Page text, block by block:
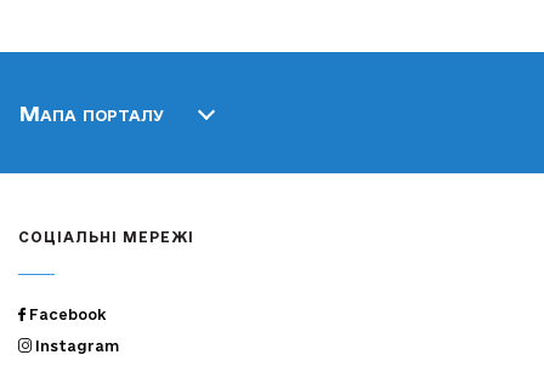
Мапа порталу
СОЦІАЛЬНІ МЕРЕЖІ
Facebook
Instagram